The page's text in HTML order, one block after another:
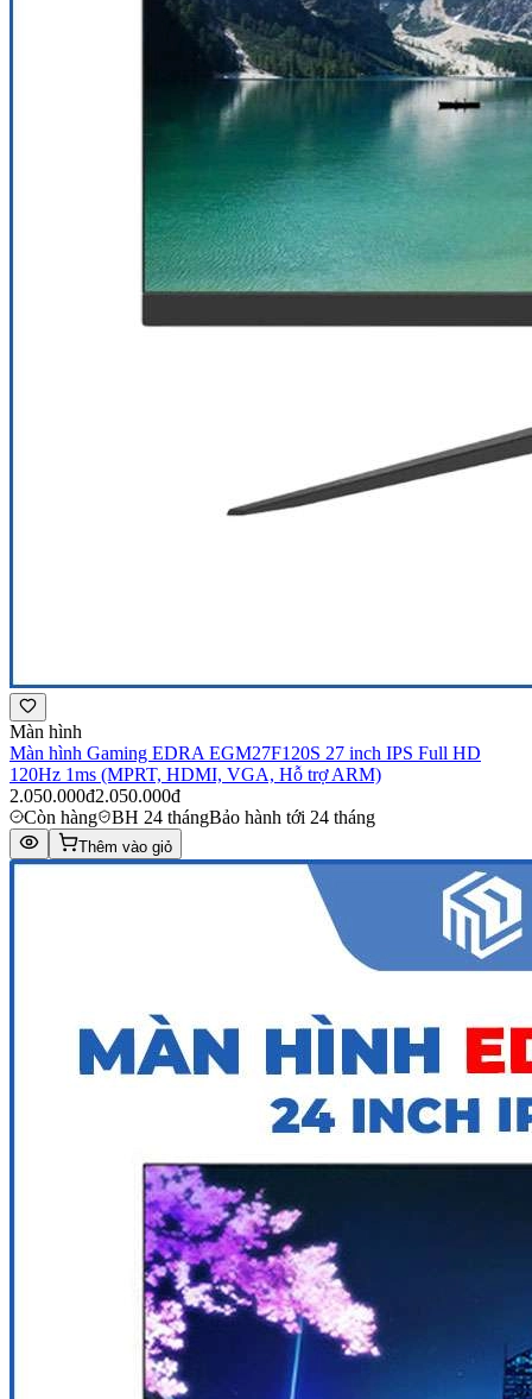
Màn hình
Màn hình Gaming EDRA EGM27F120S 27 inch IPS Full HD
120Hz 1ms (MPRT, HDMI, VGA, Hỗ trợ ARM)
2.050.000đ2.050.000đ
Còn hàng
BH 24 thángBảo hành tới 24 tháng
Thêm vào giỏ